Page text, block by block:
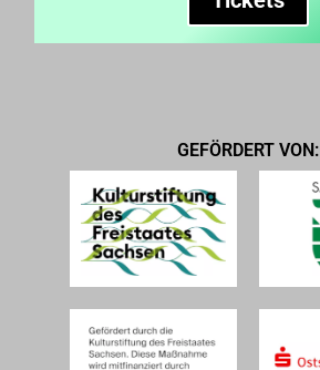
GEFÖRDERT VON: